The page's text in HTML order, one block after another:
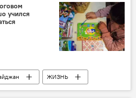
учился
ЖИЗНЬ
АР
школы